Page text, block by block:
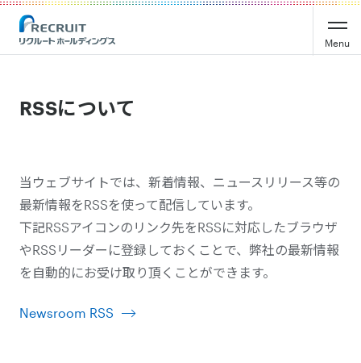
Menu
RSSについて
当ウェブサイトでは、新着情報、ニュースリリース等の
最新情報をRSSを使って配信しています。
下記RSSアイコンのリンク先をRSSに対応したブラウザ
やRSSリーダーに登録しておくことで、弊社の最新情報
を自動的にお受け取り頂くことができます。
Newsroom RSS